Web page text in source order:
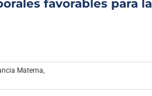
favorables para la
Materna